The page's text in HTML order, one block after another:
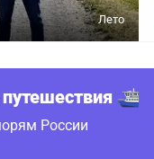
Лето
России